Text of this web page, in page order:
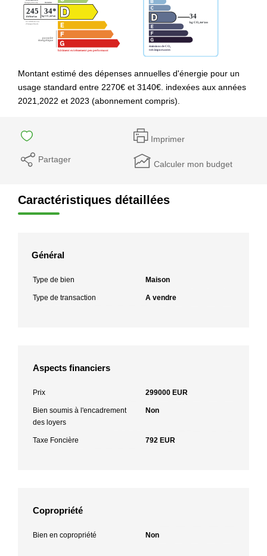
Montant estimé des dépenses annuelles d'énergie pour un
usage standard entre 2270€ et 3140€. indexées aux années
2021,2022 et 2023 (abonnement compris).
Imprimer
Partager Calculer mon budget
Caractéristiques détaillées
Général
Type de bien Maison
Type de transaction A vendre
Aspects financiers
Prix 299000 EUR
Bien soumis à l'encadrement
des loyers
Non
Taxe Foncière 792 EUR
Copropriété
Bien en copropriété Non